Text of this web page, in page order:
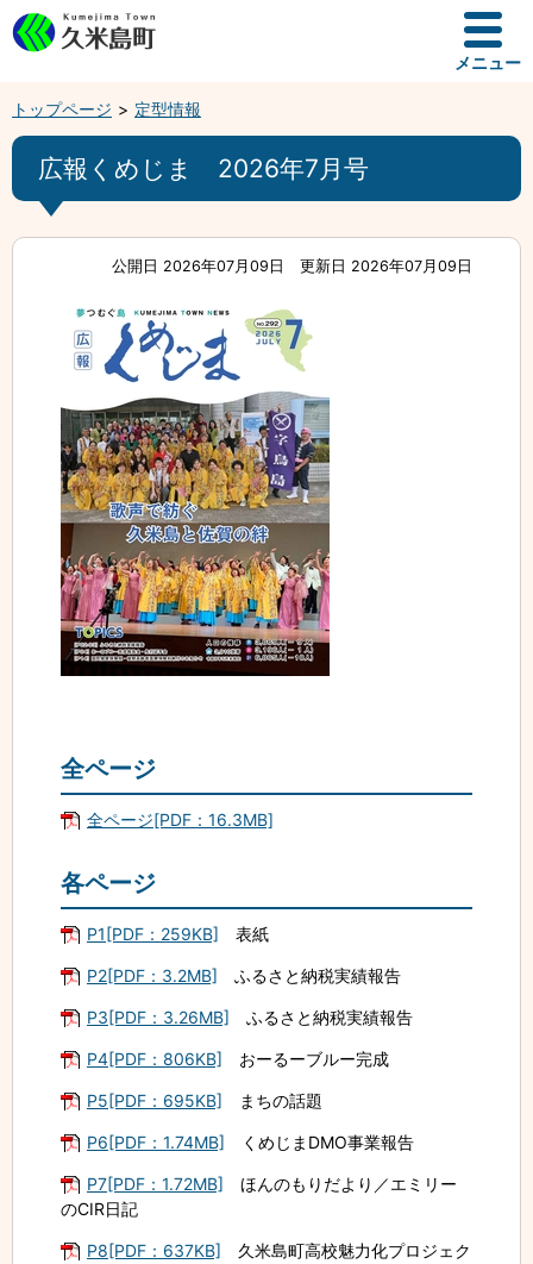
メニュー
トップページ 定型情報
広報くめじま 2026年7月号
公開日 2026年07月09日 更新日 2026年07月09日
全ページ
全ページ[PDF：16.3MB]
各ページ
P1[PDF：259KB] 表紙
P2[PDF：3.2MB] ふるさと納税実績報告
P3[PDF：3.26MB] ふるさと納税実績報告
P4[PDF：806KB] おーるーブルー完成
P5[PDF：695KB] まちの話題
P6[PDF：1.74MB] くめじまDMO事業報告
P7[PDF：1.72MB] ほんのもりだより／エミリー
のCIR日記
P8[PDF：637KB] 久米島町高校魅力化プロジェク